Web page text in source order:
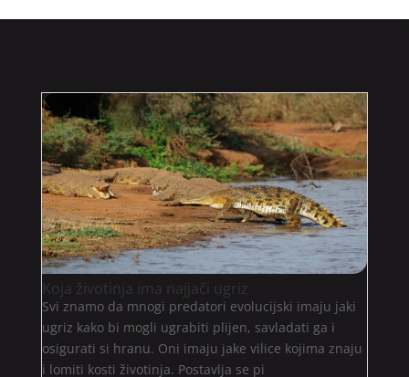
Koja životinja ima najjači ugriz
Svi znamo da mnogi predatori evolucijski imaju jaki
ugriz kako bi mogli ugrabiti plijen, savladati ga i
osigurati si hranu. Oni imaju jake vilice kojima znaju
i lomiti kosti životinja. Postavlja se pi